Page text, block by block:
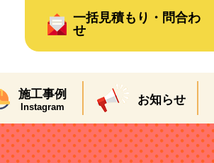
一括見積もり・問合わ
せ
施工事例
Instagram お知らせ